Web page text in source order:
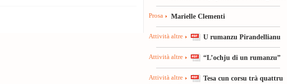
Prosa Marielle Clementi
Attività altre U rumanzu Pirandellianu
Attività altre “L’ochju di un rumanzu”
Attività altre
Tesa cun corsu trà quattru